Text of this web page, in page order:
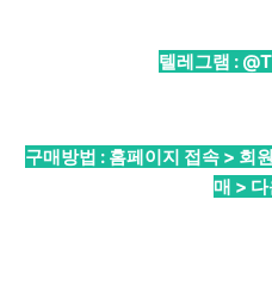
텔레그램 :
구매방법 : 홈페이지 접속 > 회
매 >